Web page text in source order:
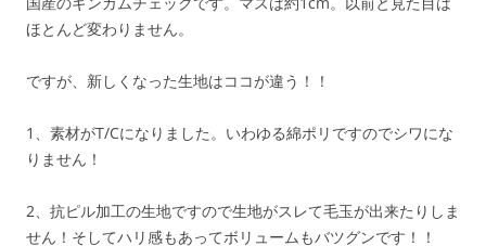
ほとんど変わりません。
ですが、新しくなった生地はココが違う！！
1、素材がT/Cになりました。いわゆる綿ポリですのでシワにな
りません！
2、抗ピル加工の生地ですので生地がスレて毛玉が出来たりしま
せん！そしてハリ感もあってボリュームもバツグンです！！